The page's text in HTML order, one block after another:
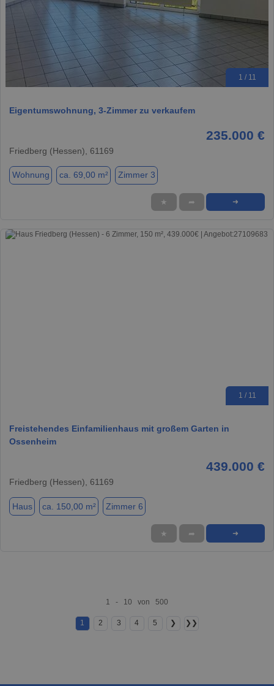
1 / 11
Eigentumswohnung, 3-Zimmer zu verkaufem
235.000 €
Friedberg (Hessen), 61169
Wohnung ca. 69,00 m² Zimmer 3
★ ➦ ➜
1 / 11
Freistehendes Einfamilienhaus mit großem Garten in
Ossenheim
439.000 €
Friedberg (Hessen), 61169
Haus ca. 150,00 m² Zimmer 6
★ ➦ ➜
1 - 10 von 500
1 2 3 4 5 ❯ ❯❯